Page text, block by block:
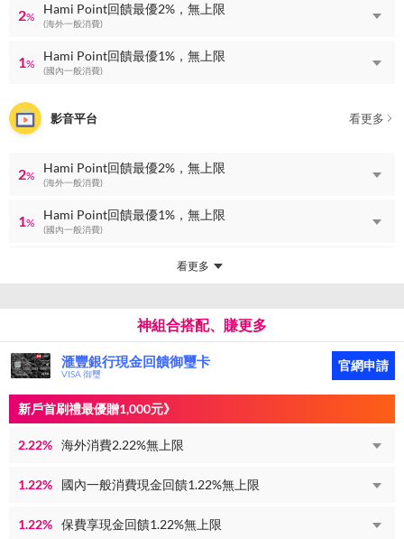
2%
Hami Point回饋最優2%，無上限
(海外一般消費)
1%
Hami Point回饋最優1%，無上限
(國內一般消費)
影音平台 看更多
2%
Hami Point回饋最優2%，無上限
(海外一般消費)
1%
Hami Point回饋最優1%，無上限
(國內一般消費)
看更多
神組合搭配、賺更多
滙豐銀行現金回饋御璽卡
VISA 御璽
官網申請
新戶首刷禮最優贈1,000元》
2.22% 海外消費2.22%無上限
1.22% 國內一般消費現金回饋1.22%無上限
1.22% 保費享現金回饋1.22%無上限